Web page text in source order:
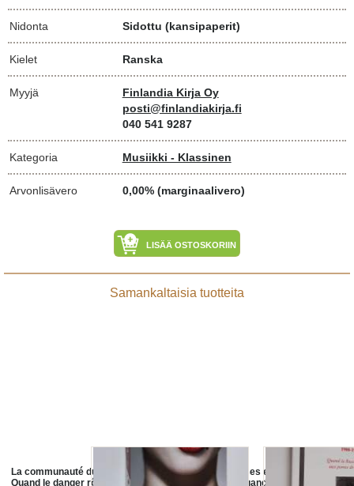
Nidonta Sidottu (kansipaperit)
Kielet Ranska
Myyjä
Finlandia Kirja Oy
posti@finlandiakirja.fi
040 541 9287
Kategoria Musiikki - Klassinen
Arvonlisävero 0,00% (marginaalivero)
LISÄÄ OSTOSKORIIN
Samankaltaisia tuotteita
La communauté du Sud, Tome 1 :
Quand le danger rôde
Etudiants russes en Allemagne,
1900-1914 - quand la Russie